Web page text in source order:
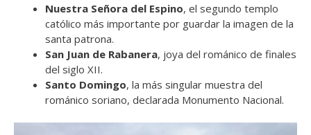
Nuestra Señora del Espino, el segundo templo
católico más importante por guardar la imagen de la
santa patrona.
San Juan de Rabanera, joya del románico de finales
del siglo XII.
Santo Domingo, la más singular muestra del
románico soriano, declarada Monumento Nacional.